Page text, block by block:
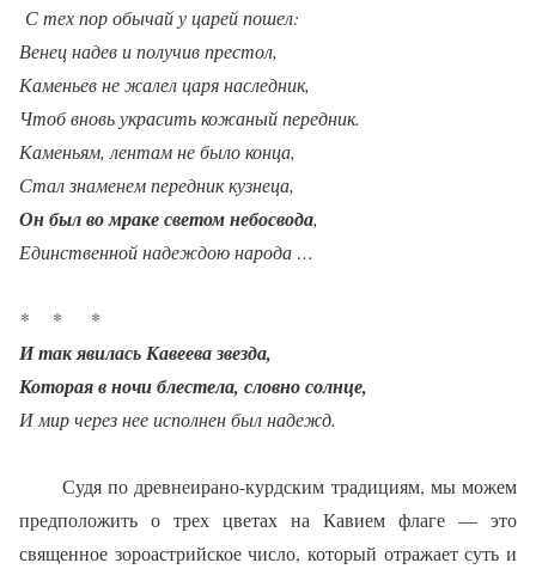
С тех пор обычай у царей пошел:
Венец надев и получив престол,
Каменьев не жалел царя наследник,
Чтоб вновь украсить кожаный передник.
Каменьям, лентам не было конца,
Стал знаменем передник кузнеца,
Он был во мраке светом небосвода,
Единственной надеждою народа …
* * *
И так явилась Кавеева звезда,
Которая в ночи блестела, словно солнце,
И мир через нее исполнен был надежд.
Судя по древнеирано-курдским традициям, мы можем
предположить о трех цветах на Кавием флаге — это
священное зороастрийское число, который отражает суть и